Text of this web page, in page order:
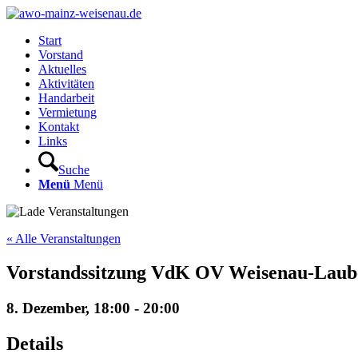
Start
Vorstand
Aktuelles
Aktivitäten
Handarbeit
Vermietung
Kontakt
Links
Suche
Menü Menü
« Alle Veranstaltungen
Vorstandssitzung VdK OV Weisenau-
8. Dezember, 18:00 - 20:00
Details